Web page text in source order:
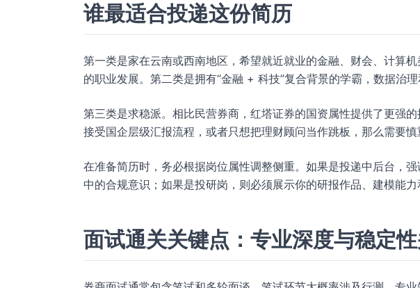
谁最适合投递这份简历
第一类是家在云南或西南地区，希望就近就业的金融、财会、计算
的职业发展。第二类是拥有“金融 + 科技”复合背景的学霸，数据治理
第三类是求稳派。相比民营券商，红塔证券的国资属性提供了更强
接受国企层级汇报流程，或者只想把理财顾问当作跳板，那么需要慎
在准备简历时，务必根据岗位属性调整侧重。如果是投递中后台，
中的合规意识；如果是投研岗，则必须展示你的研报作品、建模能力
面试通关关键点：专业深度与稳定